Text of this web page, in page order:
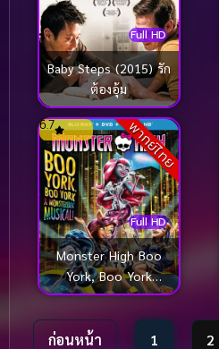
Full HD
Baby Steps (2015) รัก
ต้องอุ้ม
พากย์ไทย
Full HD
6.7
Monster High Boo
York, Boo York
(2015) มอนสเตอร์ ไฮ
มนต์เพลงเมืองบูยอร์ค
ก่อนหน้า 1 2